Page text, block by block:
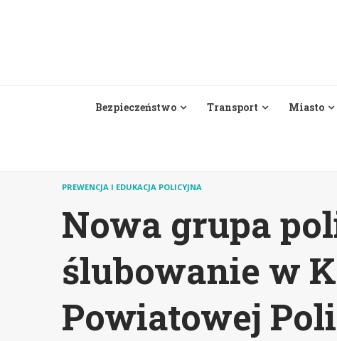
Bezpieczeństwo Transport Miasto
PREWENCJA I EDUKACJA POLICYJNA
Nowa grupa
ślubowanie w
Powiatowej